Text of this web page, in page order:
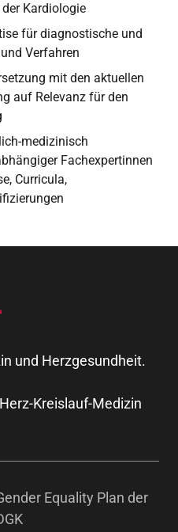
Kardiologie
für diagnostische und
Verfahren
mit den aktuellen
auf Relevanz für den
medizinisch
Fachexpertinnen
Curricula,
und Herzgesundheit.
Kreislauf-Medizin
Equality Plan der